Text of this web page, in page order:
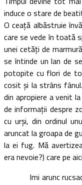
induce o stare de
O ceaţă albăstruie
care se vede în toată
unei cetăţi de
se întinde un lan de
potopite cu flori de
cosit şi la strâns
din apropiere a venit
de informaţii despre
cu urşi, din ordinul
aruncat la groapa de
la ei fug. Mă
era nevoie?) care pe
Imi arunc rucsacul